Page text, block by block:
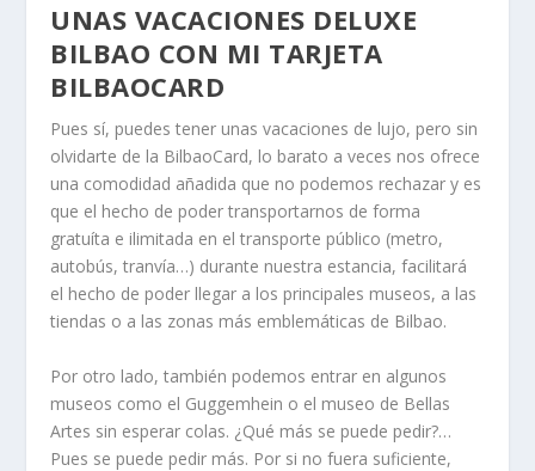
UNAS VACACIONES DELUXE
BILBAO CON MI TARJETA
BILBAOCARD
Pues sí, puedes tener unas vacaciones de lujo, pero sin
olvidarte de la BilbaoCard, lo barato a veces nos ofrece
una comodidad añadida que no podemos rechazar y es
que el hecho de poder transportarnos de forma
gratuíta e ilimitada en el transporte público (metro,
autobús, tranvía…) durante nuestra estancia, facilitará
el hecho de poder llegar a los principales museos, a las
tiendas o a las zonas más emblemáticas de Bilbao.
Por otro lado, también podemos entrar en algunos
museos como el Guggemhein o el museo de Bellas
Artes sin esperar colas. ¿Qué más se puede pedir?…
Pues se puede pedir más. Por si no fuera suficiente,